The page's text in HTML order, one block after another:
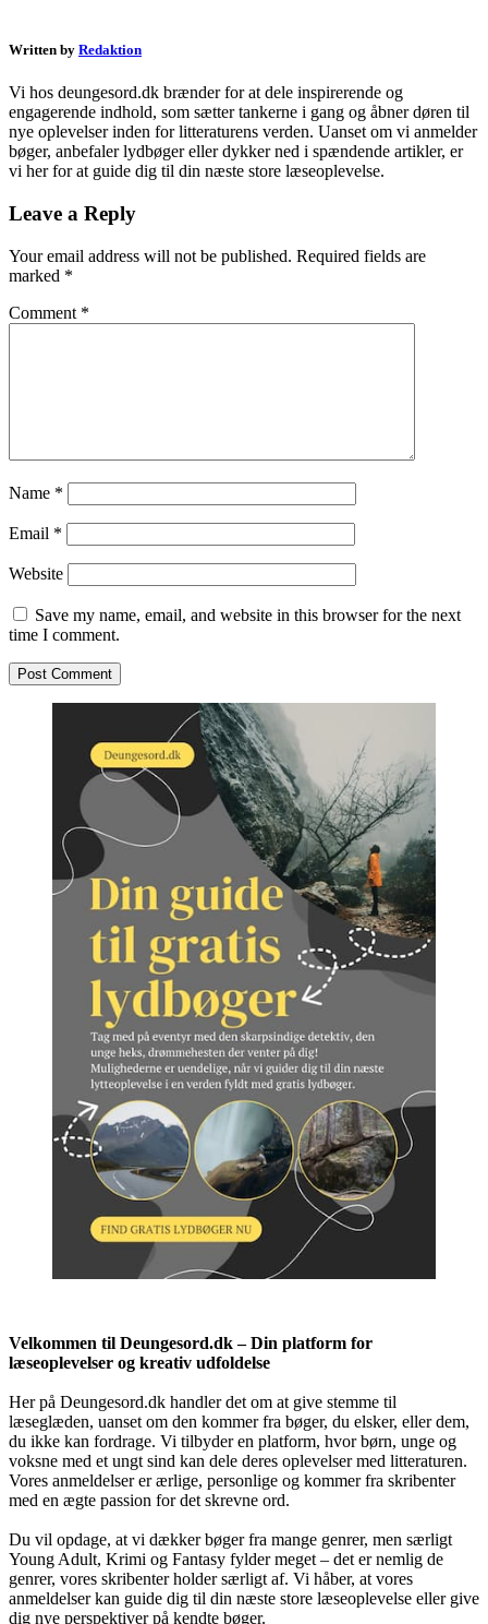
Written by Redaktion
Vi hos deungesord.dk brænder for at dele inspirerende og
engagerende indhold, som sætter tankerne i gang og åbner døren til
nye oplevelser inden for litteraturens verden. Uanset om vi anmelder
bøger, anbefaler lydbøger eller dykker ned i spændende artikler, er
vi her for at guide dig til din næste store læseoplevelse.
Leave a Reply
Your email address will not be published. Required fields are
marked *
Comment *
Name *
Email *
Website
Save my name, email, and website in this browser for the next
time I comment.
Velkommen til Deungesord.dk – Din platform for
læseoplevelser og kreativ udfoldelse
Her på Deungesord.dk handler det om at give stemme til
læseglæden, uanset om den kommer fra bøger, du elsker, eller dem,
du ikke kan fordrage. Vi tilbyder en platform, hvor børn, unge og
voksne med et ungt sind kan dele deres oplevelser med litteraturen.
Vores anmeldelser er ærlige, personlige og kommer fra skribenter
med en ægte passion for det skrevne ord.
Du vil opdage, at vi dækker bøger fra mange genrer, men særligt
Young Adult, Krimi og Fantasy fylder meget – det er nemlig de
genrer, vores skribenter holder særligt af. Vi håber, at vores
anmeldelser kan guide dig til din næste store læseoplevelse eller give
dig nye perspektiver på kendte bøger.